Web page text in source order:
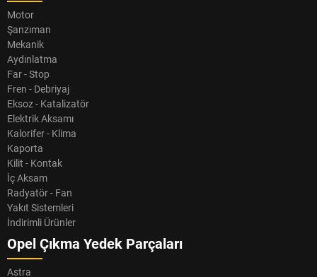
Motor
Şanzıman
Mekanik
Aydınlatma
Far - Stop
Fren - Debriyaj
Eksoz - Katalizatör
Elektrik Aksamı
Kalorifer - Klima
Kaporta
Kilit - Kontak
İç Aksam
Radyatör - Fan
Yakıt Sistemleri
İndirimli Ürünler
Opel Çıkma Yedek Parçaları
Astra